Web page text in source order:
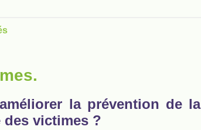
la prévention de la
victimes ?